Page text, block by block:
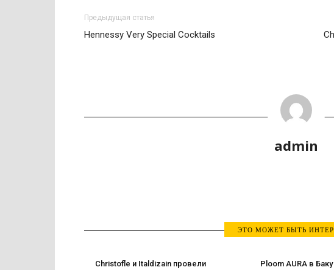
Предыдущая статья
Hennessy Very Special Cocktails
admin
ЭТО МОЖЕТ БЫТЬ
Christofle и Italdizain провели
Ploom AURA в Баку